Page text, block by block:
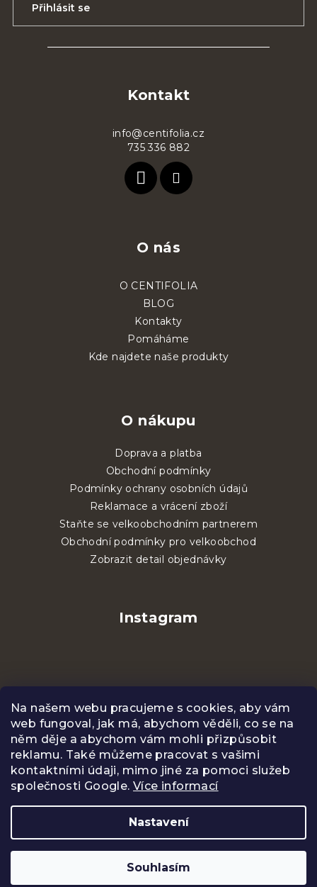
Na našem webu pracujeme s cookies, aby vám
web fungoval, jak má, abychom věděli, co se na
něm děje a abychom vám mohli přizpůsobit
reklamu. Také můžeme pracovat s vašimi
kontaktními údaji, mimo jiné za pomoci služeb
společnosti Google.Více informací
Nastavení
Souhlasím
Přihlásit se
Kontakt
info@centifolia.cz
735 336 882
O nás
O CENTIFOLIA
BLOG
Kontakty
Pomáháme
Kde najdete naše produkty
O nákupu
Doprava a platba
Obchodní podmínky
Podmínky ochrany osobních údajů
Reklamace a vrácení zboží
Staňte se velkoobchodním partnerem
Obchodní podmínky pro velkoobchod
Zobrazit detail objednávky
Instagram
Sledovat na Instagramu